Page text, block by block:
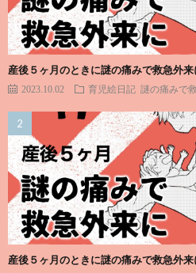
産後５ヶ月のときに謎の痛みで救急外来
2023.10.02 育児絵日記 謎の痛みで
産後５ヶ月のときに謎の痛みで救急外来